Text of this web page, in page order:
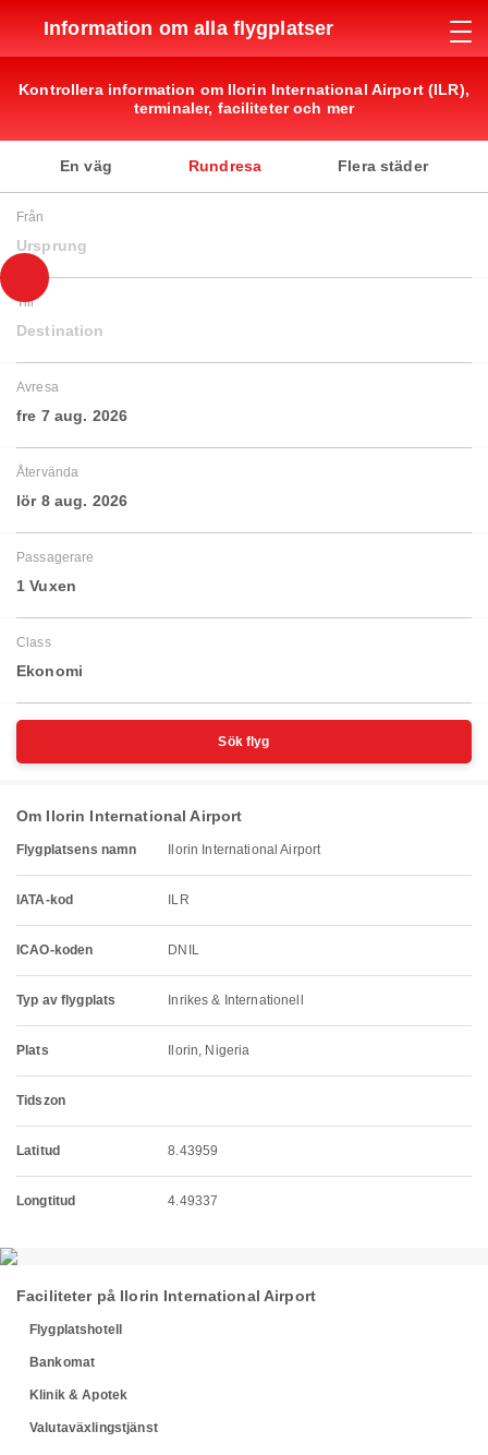
Information om alla flygplatser
Kontrollera information om Ilorin International Airport (ILR),
terminaler, faciliteter och mer
En väg Rundresa Flera städer
Från
Ursprung
Till
Destination
Avresa
fre 7 aug. 2026
Återvända
lör 8 aug. 2026
Passagerare
1 Vuxen
Class
Ekonomi
Sök flyg
Om Ilorin International Airport
Flygplatsens namn Ilorin International Airport
IATA-kod ILR
ICAO-koden DNIL
Typ av flygplats Inrikes & Internationell
Plats Ilorin, Nigeria
Tidszon
Latitud 8.43959
Longtitud 4.49337
Faciliteter på Ilorin International Airport
Flygplatshotell
Bankomat
Klinik & Apotek
Valutaväxlingstjänst